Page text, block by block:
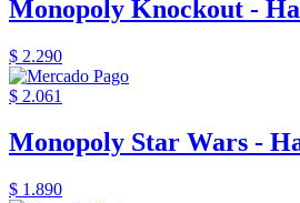
Monopoly Knockout -
$ 2.290
$ 2.061
Monopoly Star Wars -
$ 1.890